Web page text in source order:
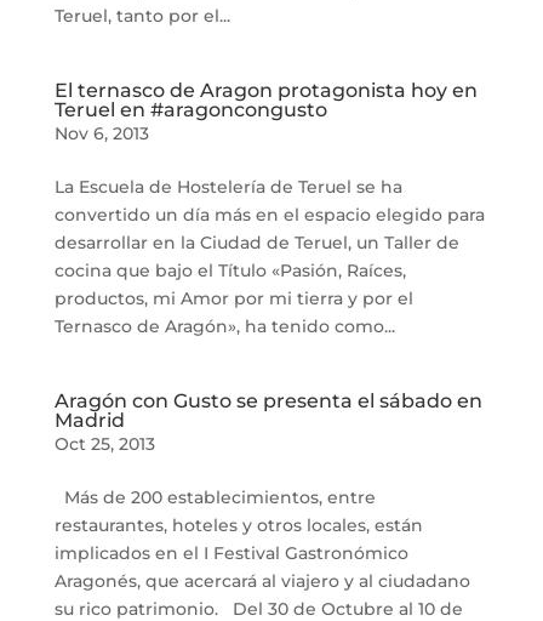
Teruel, tanto por el...
El ternasco de Aragon protagonista hoy en
Teruel en #aragoncongusto
Nov 6, 2013
La Escuela de Hostelería de Teruel se ha
convertido un día más en el espacio elegido para
desarrollar en la Ciudad de Teruel, un Taller de
cocina que bajo el Título «Pasión, Raíces,
productos, mi Amor por mi tierra y por el
Ternasco de Aragón», ha tenido como...
Aragón con Gusto se presenta el sábado en
Madrid
Oct 25, 2013
Más de 200 establecimientos, entre
restaurantes, hoteles y otros locales, están
implicados en el I Festival Gastronómico
Aragonés, que acercará al viajero y al ciudadano
su rico patrimonio. Del 30 de Octubre al 10 de